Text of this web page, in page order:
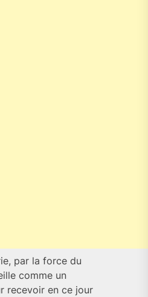
par la force du
comme un
recevoir en ce jour